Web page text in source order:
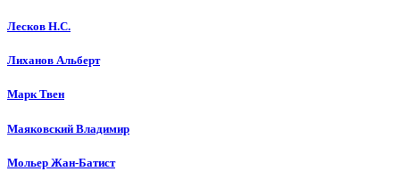
Лесков Н.С.
Лиханов Альберт
Марк Твен
Маяковский Владимир
Мольер Жан-Батист